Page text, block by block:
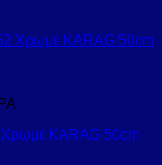
Χρωμέ KARAG 50cm